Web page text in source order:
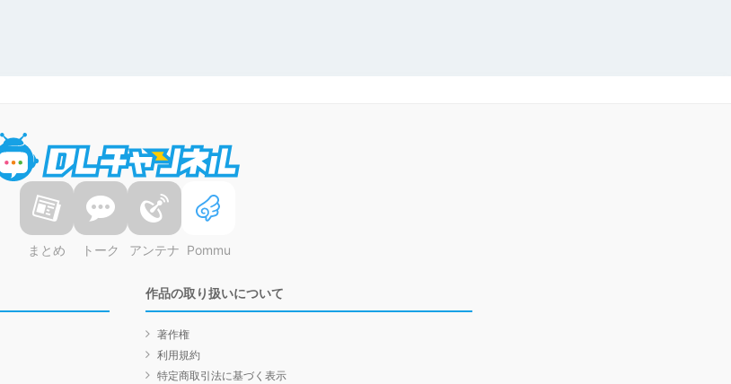
まとめ トーク アンテナ Pommu
作品の取り扱いについて
著作権
利用規約
特定商取引法に基づく表示